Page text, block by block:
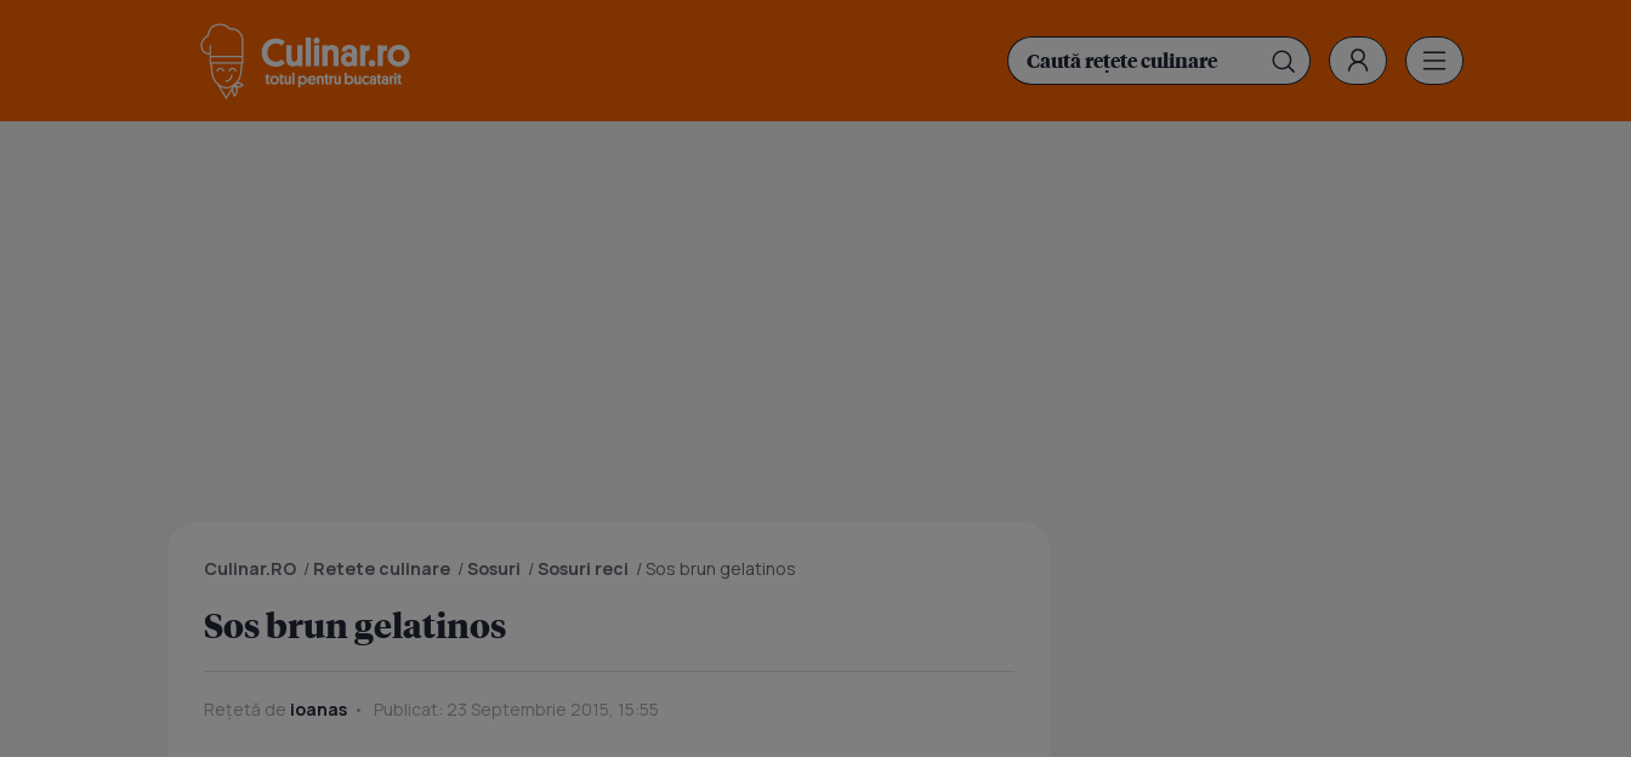
Culinar.RO / Retete culinare / Sosuri / Sosuri reci /Sos brun gelatinos
Sos brun gelatinos
Rețetă de ioanas Publicat: 23 Septembrie 2015, 15:55